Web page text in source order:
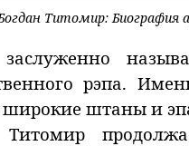
Титомир: Биография
рэпа.
широкие штаны и
Титомир